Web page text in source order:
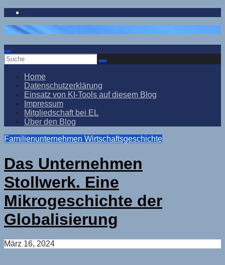
Zum
springen
Home
Datenschutzerklärung
Einsatz von KI-Tools auf diesem Blog
Impressum
Mitgliedschaft bei EL
Über den Blog
Familienunternehmen Wirtschaftsgeschichte
Das Unternehmen
Stollwerk. Eine
Mikrogeschichte der
Globalisierung
März 16, 2024